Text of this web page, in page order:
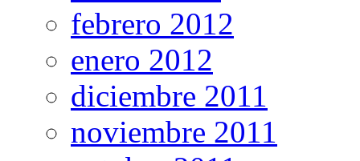
febrero 2012
enero 2012
diciembre 2011
noviembre 2011